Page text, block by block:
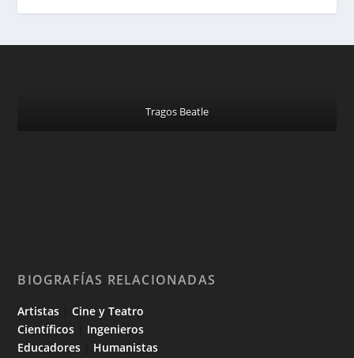
Tragos Beatle
BIOGRAFÍAS RELACIONADAS
Artistas |Cine y Teatro
Científicos
Ingenieros
Educadores
Humanistas